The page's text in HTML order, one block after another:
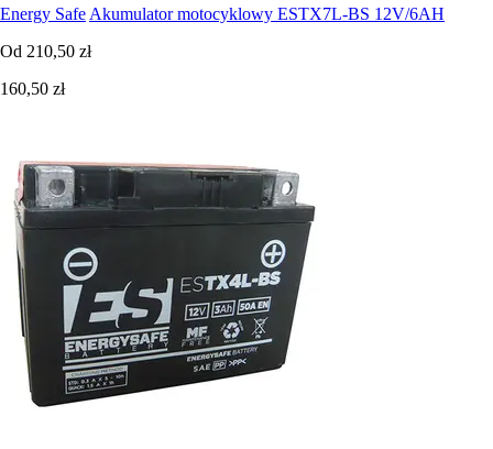
Energy Safe Akumulator motocyklowy ESTX7L-BS 12V/6AH
Od 210,50 zł
160,50 zł